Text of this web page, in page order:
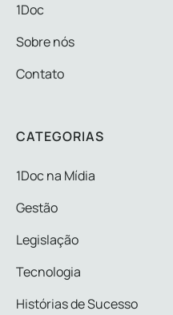
1Doc
Sobre nós
Contato
CATEGORIAS
1Doc na Mídia
Gestão
Legislação
Tecnologia
Histórias de Sucesso